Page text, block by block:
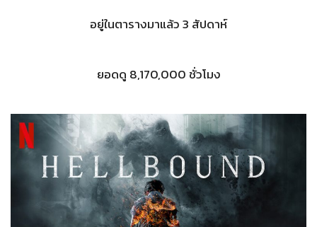
อยู่ในตารางมาแล้ว 3 สัปดาห์
ยอดดู 8,170,000 ชั่วโมง